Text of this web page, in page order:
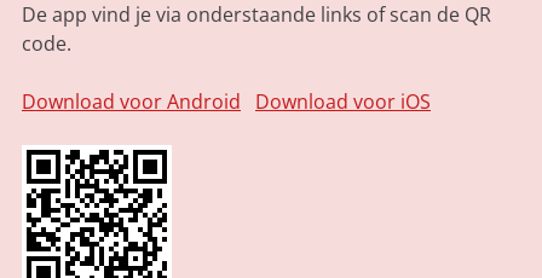
De app vind je via onderstaande links of scan de QR
code.
Download voor Android Download voor iOS